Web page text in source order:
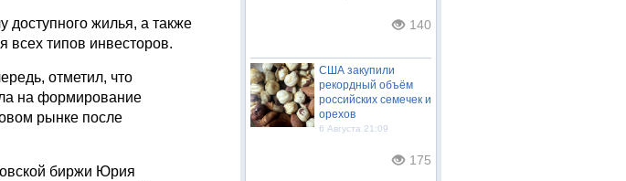
доступного жилья, а также
всех типов инвесторов.
отметил, что
на формирование
рынке после
биржи Юрия
140
США закупили
рекордный объём
российских семечек и
орехов
6 Августа 21:09
175